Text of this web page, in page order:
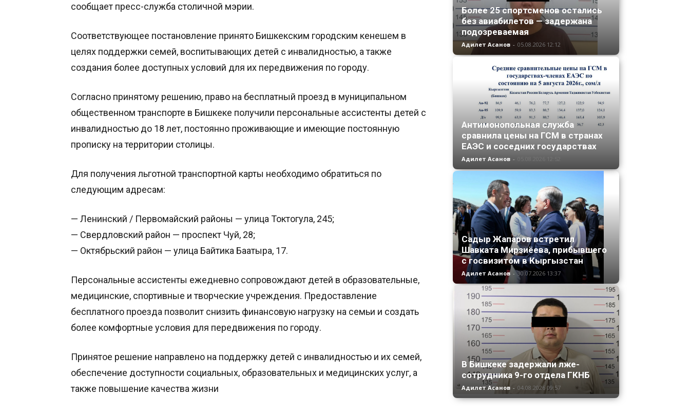
сообщает пресс-служба столичной мэрии.
Соответствующее постановление принято Бишкекским городским кенешем в
целях поддержки семей, воспитывающих детей с инвалидностью, а также
создания более доступных условий для их передвижения по городу.
Согласно принятому решению, право на бесплатный проезд в муниципальном
общественном транспорте в Бишкеке получили персональные ассистенты детей с
инвалидностью до 18 лет, постоянно проживающие и имеющие постоянную
прописку на территории столицы.
Для получения льготной транспортной карты необходимо обратиться по
следующим адресам:
— Ленинский / Первомайский районы — улица Токтогула, 245;
— Свердловский район — проспект Чуй, 28;
— Октябрьский район — улица Байтика Баатыра, 17.
Персональные ассистенты ежедневно сопровождают детей в образовательные,
медицинские, спортивные и творческие учреждения. Предоставление
бесплатного проезда позволит снизить финансовую нагрузку на семьи и создать
более комфортные условия для передвижения по городу.
Принятое решение направлено на поддержку детей с инвалидностью и их семей,
обеспечение доступности социальных, образовательных и медицинских услуг, а
также повышение качества жизни
Более 25 спортсменов остались
без авиабилетов — задержана
подозреваемая
Адилет Асанов - 05.08.2026 12:12
Антимонопольная служба
сравнила цены на ГСМ в странах
ЕАЭС и соседних государствах
Адилет Асанов -
Садыр Жапаров встретил
Шавката Мирзиёева, прибывшего
с госвизитом в Кыргызстан
Адилет Асанов - 30.07.2026 13:37
В Бишкеке задержали лже-
сотрудника 9-го отдела ГКНБ
Адилет Асанов - 04.08.2026 09:57